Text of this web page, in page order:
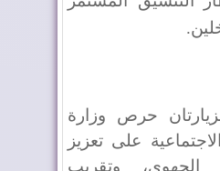
.
حرص وزارة
على تعزيز
وتقريب